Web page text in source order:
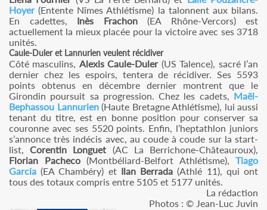
Hoyer(Entente Nîmes Athlétisme) la talonnent aux bilans.
En cadettes, Inès Frachon(EA Rhône-Vercors) est
actuellement la mieux placée pour la victoire avec ses 3718
unités.
Caule-Duler et Lannurien veulent récidiver
Côté masculins, Alexis Caule-Duler(US Talence), sacré l’an
dernier chez les espoirs, tentera de récidiver. Ses 5593
points obtenus en décembre dernier montrent que le
Girondin poursuit sa progression. Chez les cadets, Maël-
Bephassou Lannurien(Haute Bretagne Athlétisme), lui aussi
tenant du titre, est en bonne position pour conserver sa
couronne avec ses 5520 points. Enfin, l’heptathlon juniors
s’annonce très indécis avec, au coude à coude sur la start-
list,Corentin Longuet (AC La Berrichone-Châteauroux),
Florian Pacheco(Montbéliard-Belfort Athlétisme), Tiago
Garcia (EA Chambéry) et Ilan Berrada (Athlé 11), qui ont
tous des totaux compris entre 5105 et 5177 unités.
La rédaction
Photos : © Jean-Luc Juvin